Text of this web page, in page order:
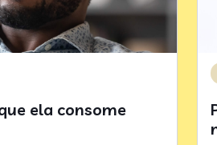
ela consome